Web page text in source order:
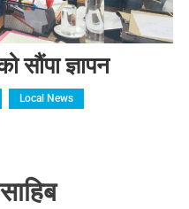
ज्ञापन
Local News